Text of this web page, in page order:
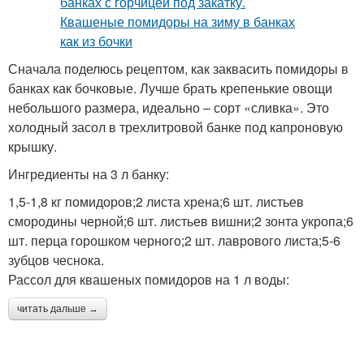
Сначала поделюсь рецептом, как заквасить помидоры в
банках как бочковые. Лучше брать крепенькие овощи
небольшого размера, идеально – сорт «сливка». Это
холодный засол в трехлитровой банке под капроновую
крышку.
Ингредиенты на 3 л банку:
1,5-1,8 кг помидоров;2 листа хрена;6 шт. листьев
смородины черной;6 шт. листьев вишни;2 зонта укропа;6
шт. перца горошком черного;2 шт. лаврового листа;5-6
зубцов чеснока.
Рассол для квашеных помидоров на 1 л воды:
читать дальше →